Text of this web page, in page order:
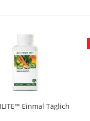
Einmal Täglich